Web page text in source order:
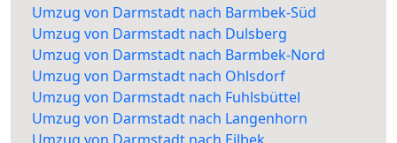
Umzug von Darmstadt nach Barmbek-Süd
Umzug von Darmstadt nach Dulsberg
Umzug von Darmstadt nach Barmbek-Nord
Umzug von Darmstadt nach Ohlsdorf
Umzug von Darmstadt nach Fuhlsbüttel
Umzug von Darmstadt nach Langenhorn